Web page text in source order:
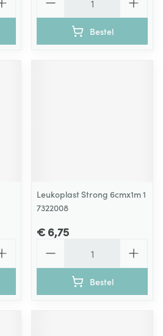
Bestel
Leukoplast Strong 6cmx1m 1
7322008
€ 6,75
Bestel